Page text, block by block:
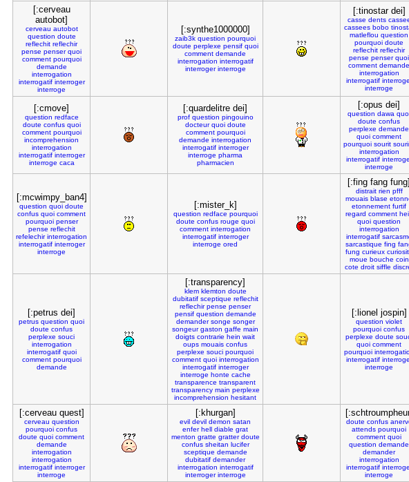
[:cerveau
autobot]
cerveau autobot
question doute
reflechit reflechir
pense penser quoi
comment pourquoi
demande
interrogation
interrogatif interroger
interroge
[:synthe1000000]
zaib3k question pourquoi
doute perplexe pensif quoi
comment demande
interrogation interrogatif
interroger interroge
[:tinostar dei]
casse dents
cassees bobo
matleflou question
pourquoi doute
reflechit reflechir
pense penser quoi
comment demande
interrogation
interrogatif
interroge
[:cmove]
question redface
doute confus quoi
comment pourquoi
incomprehension
interrogation
interrogatif interroger
interroge caca
[:quardelitre dei]
prof question pingouino
docteur quoi doute
comment pourquoi
demande interrogation
interrogatif interroger
interroge pharma
pharmacien
[:opus dei]
question dawa
doute confus
perplexe demande
quoi comment
pourquoi sourit
interrogation
interrogatif
interroge
[:mcwimpy_ban4]
question quoi doute
confus quoi comment
pourquoi penser
pense reflechit
refelechir interrogation
interrogatif interroger
interroge
[:mister_k]
question redface pourquoi
doute confus rouge quoi
comment interrogation
interrogatif interroger
interroge ored
[:fing fang fung]
distrait rien pfff
mouais blase
etonnement furtif
regard comment
quoi question
interrogation
interrogatif
sarcastique fing
fung curieux
moue bouche coin
cote droit siffle
[:petrus dei]
petrus question quoi
doute confus
perplexe souci
interrogation
interrogatif quoi
comment pourquoi
demande
[:transparency]
klem klemton doute
dubitatif sceptique reflechit
reflechir pense penser
pensif question demande
demander songe songer
songeur gaston gaffe main
doigts contrarie hein wait
oups mouais confus
perplexe souci pourquoi
comment quoi interrogation
interrogatif interroger
interroge honte cache
transparence transparent
transparency main perplexe
incomprehension hesitant
[:lionel jospin]
question violet
pourquoi confus
perplexe doute
quoi comment
pourquoi
interrogatif
interroge
[:cerveau quest]
cerveau question
pourquoi confus
doute quoi comment
demande
interrogation
interrogation
interrogatif interroger
interroge
[:khurgan]
evil devil demon satan
enfer hell diable grat
menton gratte gratter doute
confus sheitan lucifer
sceptique demande
dubitatif demander
interrogation interrogatif
interroger interroge
doute confus
attends pourquoi
comment quoi
question demande
demander
interrogation
interrogatif
interroge